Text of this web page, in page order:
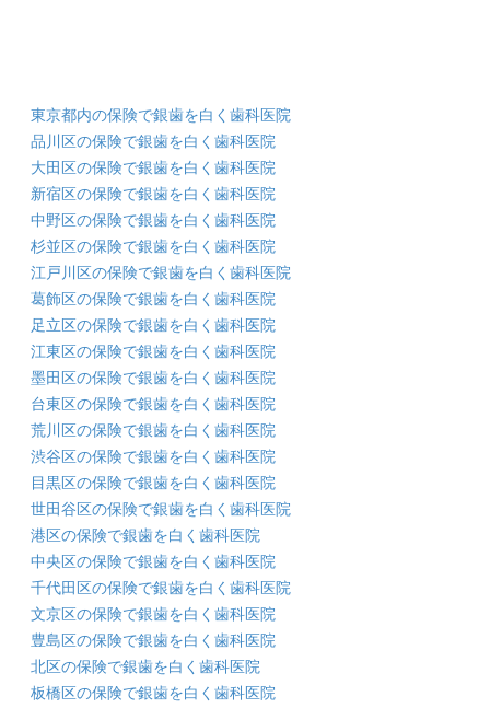
東京都内の保険で銀歯を白く歯科医院
品川区の保険で銀歯を白く歯科医院
大田区の保険で銀歯を白く歯科医院
新宿区の保険で銀歯を白く歯科医院
中野区の保険で銀歯を白く歯科医院
杉並区の保険で銀歯を白く歯科医院
江戸川区の保険で銀歯を白く歯科医院
葛飾区の保険で銀歯を白く歯科医院
足立区の保険で銀歯を白く歯科医院
江東区の保険で銀歯を白く歯科医院
墨田区の保険で銀歯を白く歯科医院
台東区の保険で銀歯を白く歯科医院
荒川区の保険で銀歯を白く歯科医院
渋谷区の保険で銀歯を白く歯科医院
目黒区の保険で銀歯を白く歯科医院
世田谷区の保険で銀歯を白く歯科医院
港区の保険で銀歯を白く歯科医院
中央区の保険で銀歯を白く歯科医院
千代田区の保険で銀歯を白く歯科医院
文京区の保険で銀歯を白く歯科医院
豊島区の保険で銀歯を白く歯科医院
北区の保険で銀歯を白く歯科医院
板橋区の保険で銀歯を白く歯科医院